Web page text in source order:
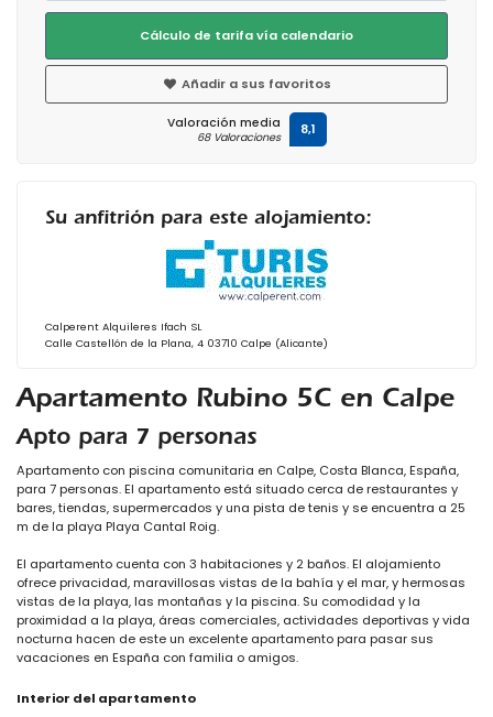
Apartamento Rubino 5C en Calpe
Apto para 7 personas
Apartamento con piscina comunitaria en Calpe, Costa Blanca, España,
para 7 personas. El apartamento está situado cerca de restaurantes y
bares, tiendas, supermercados y una pista de tenis y se encuentra a 25
m de la playa Playa Cantal Roig.
El apartamento cuenta con 3 habitaciones y 2 baños. El alojamiento
ofrece privacidad, maravillosas vistas de la bahía y el mar, y hermosas
vistas de la playa, las montañas y la piscina. Su comodidad y la
proximidad a la playa, áreas comerciales, actividades deportivas y vida
nocturna hacen de este un excelente apartamento para pasar sus
vacaciones en España con familia o amigos.
Interior del apartamento
Cálculo de tarifa vía calendario
Añadir a sus favoritos
Valoración media
68 Valoraciones 8,1
Su anfitrión para este alojamiento:
Calperent Alquileres Ifach SL
Calle Castellón de la Plana, 4 03710 Calpe (Alicante)